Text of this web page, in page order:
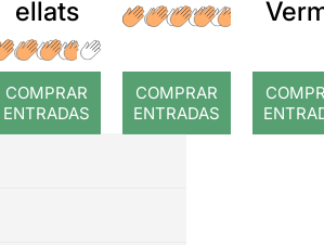
ellats
COMPRAR
ENTRADAS
COMPRAR
ENTRADAS